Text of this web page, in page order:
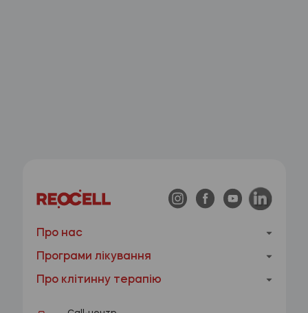
Про нас
Програми лікування
Про клітинну терапію